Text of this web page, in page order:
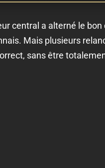
central a alterné le bon
Mais plusieurs
sans être